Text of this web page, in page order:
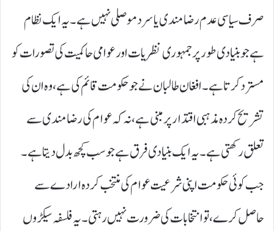
صرف سیاسی عدم رضامندی یا سرد موصلی نہیں ہے۔ یہ ایک نظام
ہے جو بنیادی طور پر جمہوری نظریات اور عوامی حاکمیت کی تصورات کو
مسترد کرتا ہے۔ افغان طالبان نے جو حکومت قائم کی ہے، وہ ان کی
تشریح کردہ مذہبی اقتدار پر مبنی ہے، نہ کہ عوام کی رضامندی سے
تعلق رکھتی ہے۔ یہ ایک بنیادی فرق ہے جو سب کچھ بدل دیتا ہے۔
جب کوئی حکومت اپنی شرعیت عوام کی منتخب کردہ ارادے سے
حاصل کرے، تو انتخابات کی ضرورت نہیں رہتی۔ یہ فلسفہ سیکڑوں